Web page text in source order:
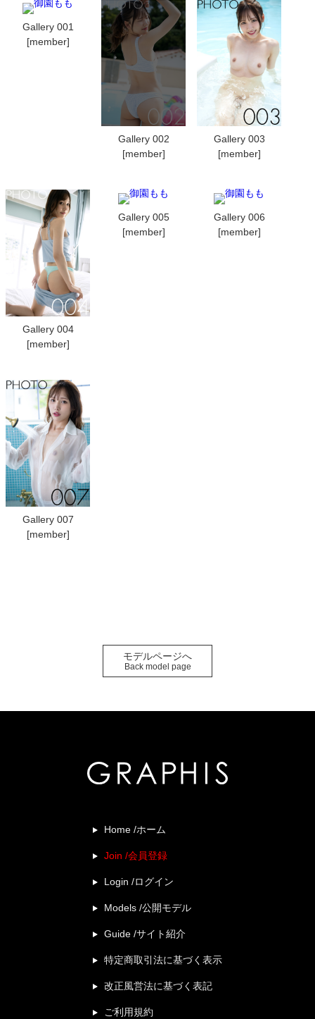
Gallery 001
[member]
Gallery 002
[member]
Gallery 003
[member]
Gallery 004
[member]
Gallery 005
[member]
Gallery 006
[member]
Gallery 007
[member]
モデルページへ
Back model page
Home /ホーム
Join /会員登録
Login /ログイン
Models /公開モデル
Guide /サイト紹介
特定商取引法に基づく表示
改正風営法に基づく表記
ご利用規約